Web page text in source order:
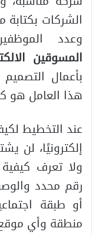
الشركات بكتابة
وعدد
المسوقين
بأعمال
هذا العامل هو
عند التخطيط
إلكترونيًا، لن
ولا تعرف
رقم محدد
أو طبقة
منطقة وأي موقع